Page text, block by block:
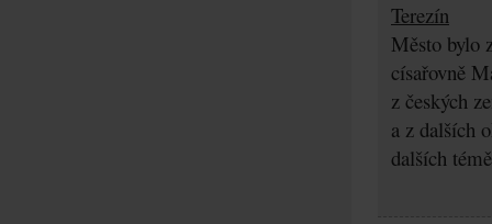
Terezín
Město bylo
císařovně
z českých
a z dalších
dalších